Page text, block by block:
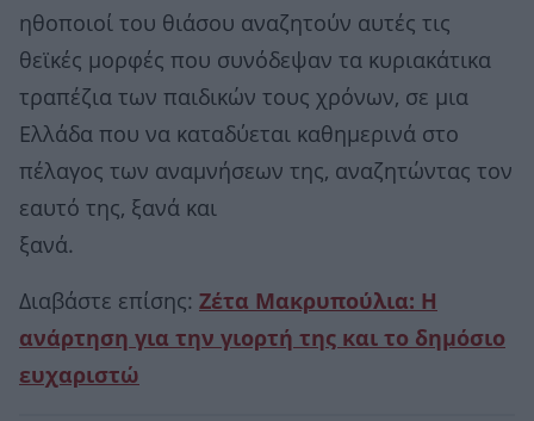
ηθοποιοί του θιάσου αναζητούν αυτές τις
θεϊκές μορφές που συνόδεψαν τα κυριακάτικα
τραπέζια των παιδικών τους χρόνων, σε μια
Ελλάδα που να καταδύεται καθημερινά στο
πέλαγος των αναμνήσεων της, αναζητώντας τον
εαυτό της, ξανά και
ξανά.
Διαβάστε επίσης: Ζέτα Μακρυπούλια: Η
ανάρτηση για την γιορτή της και το δημόσιο
ευχαριστώ